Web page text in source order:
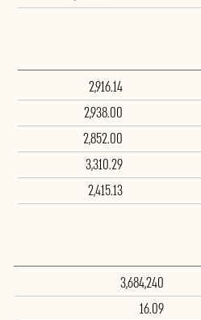
2,916.14
2,938.00
2,852.00
3,310.29
2,415.13
3,684,240
16.09